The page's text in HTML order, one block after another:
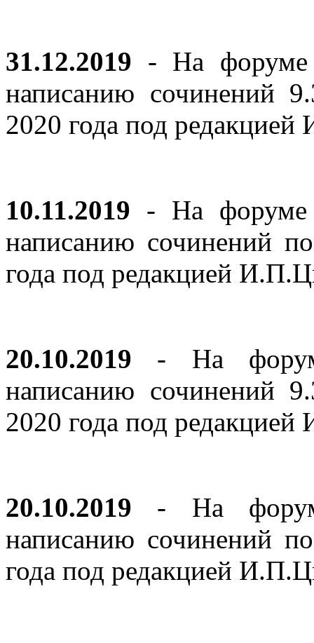
31.12.2019 - На форуме
написанию сочинений
2020 года под
10.11.2019 - На форуме
написанию сочинений
года под редакцией
20.10.2019 - На
написанию сочинений
2020 года под
20.10.2019 - На
написанию сочинений
года под редакцией